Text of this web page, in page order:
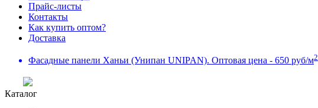
Прайс-листы
Контакты
Как купить оптом?
Доставка
Фасадные панели Ханьи (Унипан UNIPAN). Оптовая цена - 650 руб/м2
Каталог